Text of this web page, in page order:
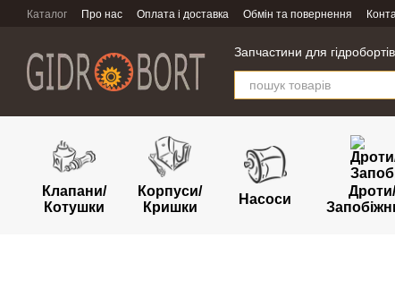
Перейти к основному контенту
Каталог Про нас Оплата і доставка Обмін та повернення
Запчастини для гідробортів
Клапани/
Котушки
Корпуси/
Кришки
Насоси
Дроти/